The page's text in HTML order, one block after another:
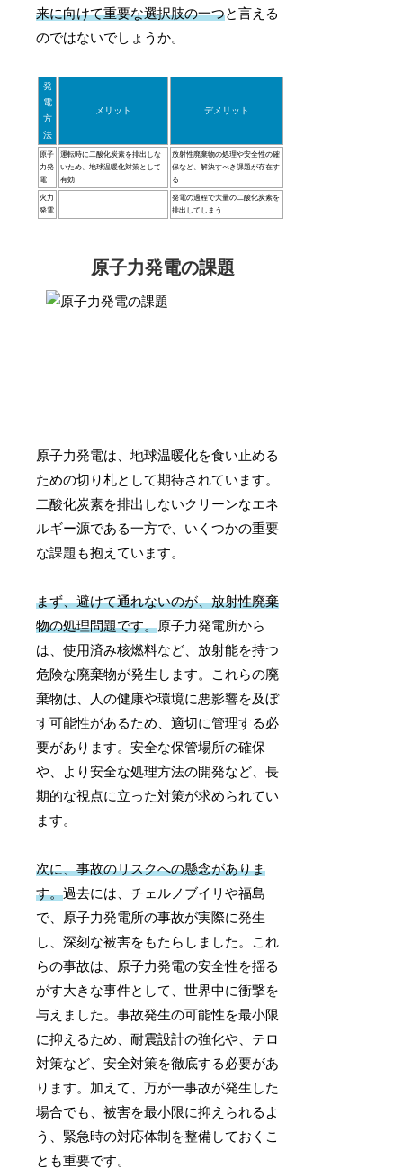
来に向けて重要な選択肢の一つと言える
のではないでしょうか。
発
電
方
法
メリット デメリット
原子
力発
電
運転時に二酸化炭素を排出しな
いため、地球温暖化対策として
有効
放射性廃棄物の処理や安全性の確
保など、解決すべき課題が存在す
る
火力
発電
–
発電の過程で大量の二酸化炭素を
排出してしまう
原子力発電の課題
原子力発電は、地球温暖化を食い止める
ための切り札として期待されています。
二酸化炭素を排出しないクリーンなエネ
ルギー源である一方で、いくつかの重要
な課題も抱えています。
まず、避けて通れないのが、放射性廃棄
物の処理問題です。原子力発電所から
は、使用済み核燃料など、放射能を持つ
危険な廃棄物が発生します。これらの廃
棄物は、人の健康や環境に悪影響を及ぼ
す可能性があるため、適切に管理する必
要があります。安全な保管場所の確保
や、より安全な処理方法の開発など、長
期的な視点に立った対策が求められてい
ます。
次に、事故のリスクへの懸念がありま
す。過去には、チェルノブイリや福島
で、原子力発電所の事故が実際に発生
し、深刻な被害をもたらしました。これ
らの事故は、原子力発電の安全性を揺る
がす大きな事件として、世界中に衝撃を
与えました。事故発生の可能性を最小限
に抑えるため、耐震設計の強化や、テロ
対策など、安全対策を徹底する必要があ
ります。加えて、万が一事故が発生した
場合でも、被害を最小限に抑えられるよ
う、緊急時の対応体制を整備しておくこ
とも重要です。